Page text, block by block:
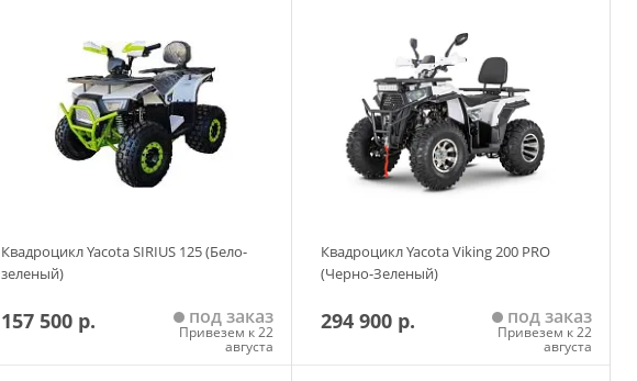
Квадроцикл Yacota SIRIUS 125 (Бело-
зеленый)
157 500 р. под заказ
Привезем к 22
августа
Квадроцикл Yacota Viking 200 PRO
(Черно-Зеленый)
294 900 р. под заказ
Привезем к 22
августа